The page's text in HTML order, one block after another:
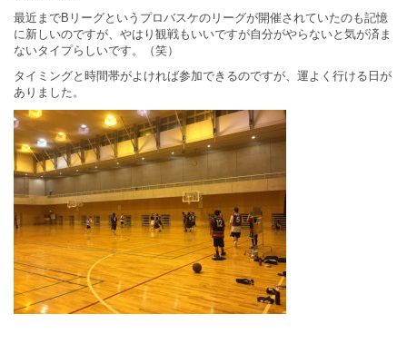
最近までBリーグというプロバスケのリーグが開催されていたのも記憶
に新しいのですが、やはり観戦もいいですが自分がやらないと気が済ま
ないタイプらしいです。（笑）
タイミングと時間帯がよければ参加できるのですが、運よく行ける日が
ありました。